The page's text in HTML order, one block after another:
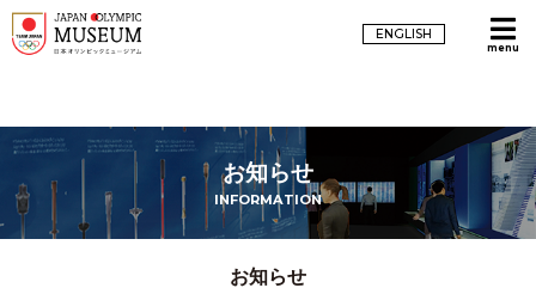
ENGLISH
menu
お知らせ
INFORMATION
お知らせ